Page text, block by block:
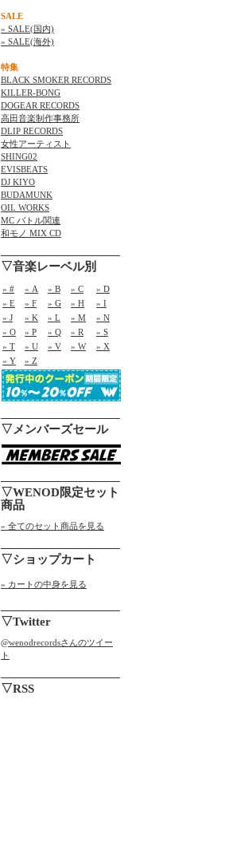
SALE
» SALE(国内)
» SALE(海外)
特集
BLACK SMOKER RECORDS
KILLER-BONG
DOGEAR RECORDS
高田音楽制作事務所
DLIP RECORDS
女性アーティスト
SHING02
EVISBEATS
DJ KIYO
BUDAMUNK
OIL WORKS
MC バトル関連
和モノ MIX CD
▽音楽レーベル別
» # » A » B » C
» D
» E
» F » G » H
» I
» J
» K » L » M
» N
» O
» P » Q » R
» S
» T
» U » V » W
» X
» Y
» Z
▽メンバーズセール
▽WENOD限定セット
商品
» 全てのセット商品を見る
▽ショップカート
» カートの中身を見る
▽Twitter
@wenodrecordsさんのツイー
ト
▽RSS